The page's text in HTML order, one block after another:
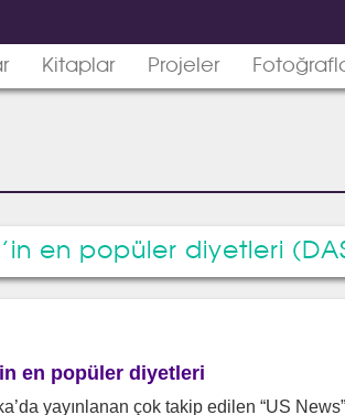
Kitaplar Projeler
en popüler diyetleri
en popüler diyetleri
yayınlanan çok takip edilen “US